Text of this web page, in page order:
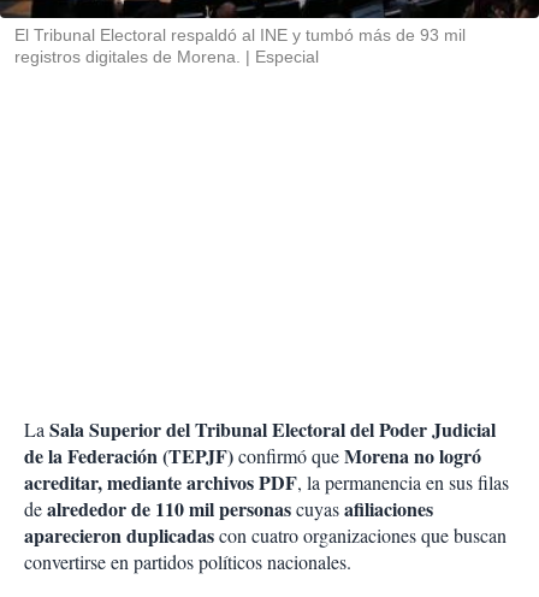
El Tribunal Electoral respaldó al INE y tumbó más de 93 mil
registros digitales de Morena.
Especial
LaSala Superior del Tribunal Electoral del Poder Judicial
de la Federación (TEPJF)confirmó queMorena no logró
acreditar, mediante archivos PDF, la permanencia en sus filas
dealrededor de 110 mil personascuyasafiliaciones
aparecieron duplicadascon cuatro organizaciones que buscan
convertirse en partidos políticos nacionales.